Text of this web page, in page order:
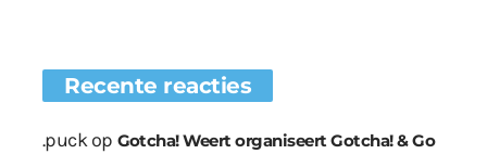
Recente reacties
.puckop Gotcha! Weert organiseert Gotcha! & Go